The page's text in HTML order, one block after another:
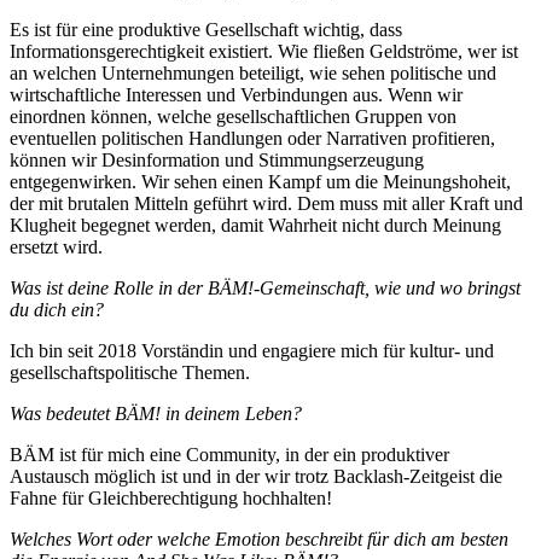
Es ist für eine produktive Gesellschaft wichtig, dass
Informationsgerechtigkeit existiert. Wie fließen Geldströme, wer ist
an welchen Unternehmungen beteiligt, wie sehen politische und
wirtschaftliche Interessen und Verbindungen aus. Wenn wir
einordnen können, welche gesellschaftlichen Gruppen von
eventuellen politischen Handlungen oder Narrativen profitieren,
können wir Desinformation und Stimmungserzeugung
entgegenwirken. Wir sehen einen Kampf um die Meinungshoheit,
der mit brutalen Mitteln geführt wird. Dem muss mit aller Kraft und
Klugheit begegnet werden, damit Wahrheit nicht durch Meinung
ersetzt wird.
Was ist deine Rolle in der BÄM!-Gemeinschaft, wie und wo bringst
du dich ein?
Ich bin seit 2018 Vorständin und engagiere mich für kultur- und
gesellschaftspolitische Themen.
Was bedeutet BÄM! in deinem Leben?
BÄM ist für mich eine Community, in der ein produktiver
Austausch möglich ist und in der wir trotz Backlash-Zeitgeist die
Fahne für Gleichberechtigung hochhalten!
Welches Wort oder welche Emotion beschreibt für dich am besten